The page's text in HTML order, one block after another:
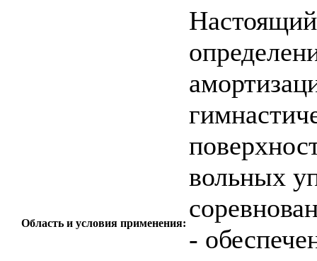
Область и условия применения:
Настоящий
вольных
-